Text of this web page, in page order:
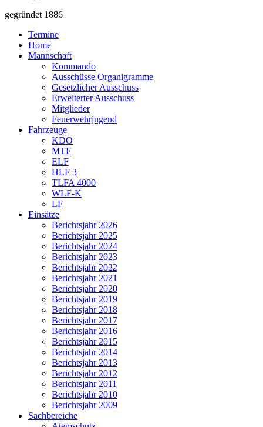
gegründet 1886
Termine
Home
Mannschaft
Kommando
Ausschüsse Organigramme
Gesetzlicher Ausschuss
Erweiterter Ausschuss
Mitglieder
Feuerwehrjugend
Fahrzeuge
KDO
MTF
ELF
HLF 3
TLFA 4000
WLF-K
LF
Einsätze
Berichtsjahr 2026
Berichtsjahr 2025
Berichtsjahr 2024
Berichtsjahr 2023
Berichtsjahr 2022
Berichtsjahr 2021
Berichtsjahr 2020
Berichtsjahr 2019
Berichtsjahr 2018
Berichtsjahr 2017
Berichtsjahr 2016
Berichtsjahr 2015
Berichtsjahr 2014
Berichtsjahr 2013
Berichtsjahr 2012
Berichtsjahr 2011
Berichtsjahr 2010
Berichtsjahr 2009
Sachbereiche